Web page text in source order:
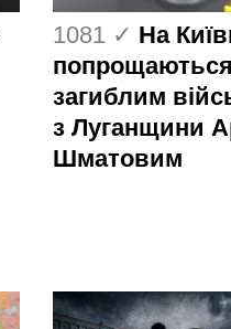
1081 ✓ На
загиблим
з Луганщини
Шматовим